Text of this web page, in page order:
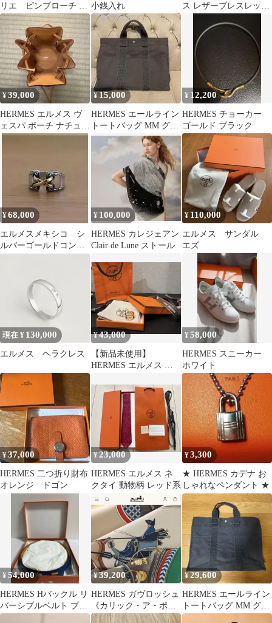
リエ ピンブローチ シ
ルバーカラー
小銭入れ
ス レザーブレスレット
¥39,000
HERMES エルメス ヴ
ェスパ ポーチ ナチュラ
ル系 レザー 美品 中古
¥ 15,000
HERMES エールライン
トートバッグ MM グレ
ー
¥ 12,200
HERMES チョーカー
ゴールド ブラック
¥68,000
エルメスメキシコ シ
ルバーゴールドコンビ
¥ 100,000
HERMES カレジェアン
Clair de Lune ストール
¥ 110,000
エルメス サンダル
エズ
現在 ¥ 130,000
エルメス ヘラクレス
¥43,000
【新品未使用】
HERMES エルメス イ
¥58,000
HERMES スニーカー
ホワイト
¥37,000
HERMES 二つ折り財布
オレンジ ドゴン
¥23,000
HERMES エルメス ネ
クタイ 動物柄 レッド系
¥3,300
★ HERMES カデナ お
しゃれなペンダント ★
¥54,000
HERMES Hバックル リ
バーシブルベルト ブル
ー イエロー
¥39,200
HERMES ガヴロッシュ
《カリック・ア・ポン
プ》 スカーフ［新品•
¥29,600
HERMES エールライン
トートバッグ MM グレ
ー